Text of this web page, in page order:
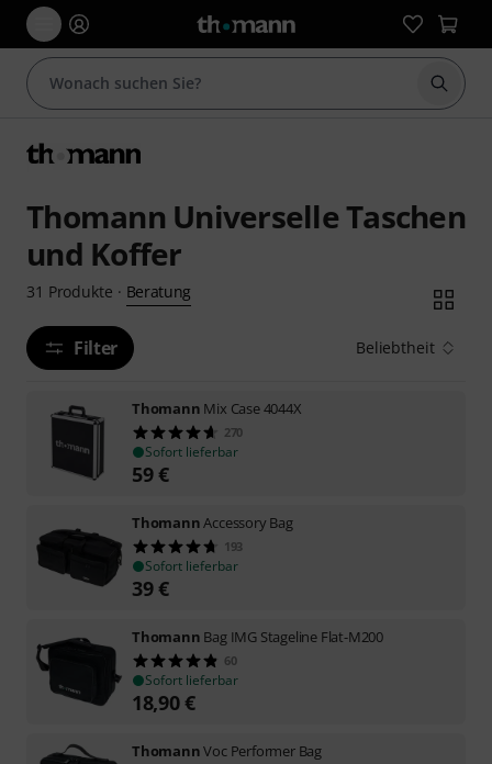
Suche
Thomann Universelle Taschen
und Koffer
31 Produkte · Beratung
Filter Beliebtheit
Thomann Mix Case 4044X
270
Sofort lieferbar
59€
ThomannAccessory Bag
193
Sofort lieferbar
39€
Thomann Bag IMG Stageline Flat-M200
60
Sofort lieferbar
18,90€
ThomannVoc Performer Bag